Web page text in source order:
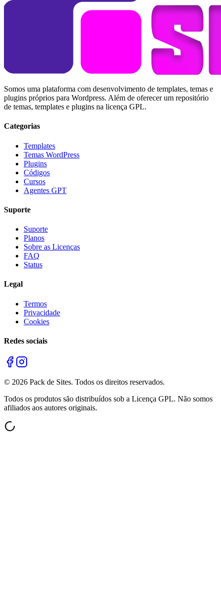
Somos uma plataforma com desenvolvimento de templates, temas e
plugins próprios para Wordpress. Além de oferecer um repositório
de temas, templates e plugins na licença GPL.
Categorias
Templates
Temas WordPress
Plugins
Códigos
Cursos
Agentes GPT
Suporte
Suporte
Planos
Sobre as Licenças
FAQ
Status
Legal
Termos
Privacidade
Cookies
Redes sociais
© 2026 Pack de Sites. Todos os direitos reservados.
Todos os produtos são distribuídos sob a Licença GPL. Não somos
afiliados aos autores originais.